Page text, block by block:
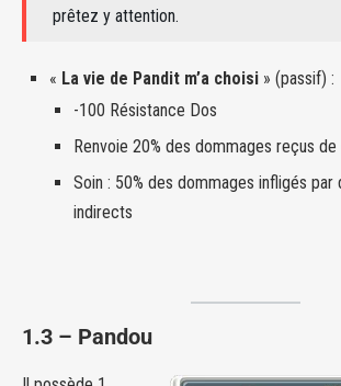
prêtez y attention.
« La vie de Pandit m’a choisi » (passif) :
-100 Résistance Dos
Renvoie 20% des dommages reçus
Soin : 50% des dommages infligés par
indirects
1.3 – Pandou